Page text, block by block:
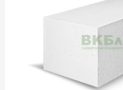
Газобетон
ПЕРЕЙТИ
ПЕРЕЙТИ
Газосиликат
Газобетон ЛСР
Газобетон Poritep